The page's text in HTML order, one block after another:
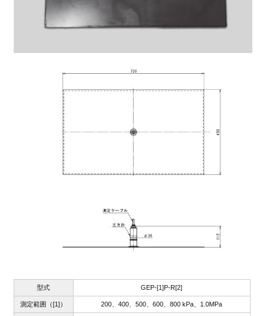
型式 GEP-[1]P-R[2]
測定範囲（[1]） 200、400、500、600、800 kPa、1.0MPa